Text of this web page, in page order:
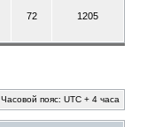
72 1205
Часовой пояс: UTC + 4 часа